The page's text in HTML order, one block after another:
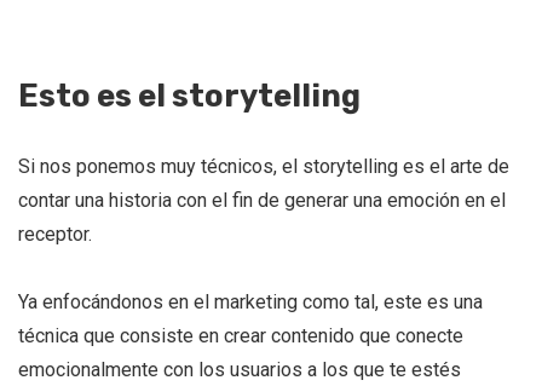
Esto es el storytelling
Si nos ponemos muy técnicos, el storytelling es el arte de
contar una historia con el fin de generar una emoción en el
receptor.
Ya enfocándonos en el marketing como tal, este es una
técnica que consiste en crear contenido que conecte
emocionalmente con los usuarios a los que te estés